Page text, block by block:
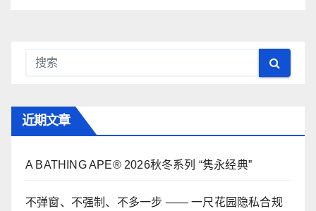
近期文章
A BATHING APE® 2026秋冬系列 “隽永经典”
不弹窗、不强制、不多一步 —— 一尺花园隐私合规